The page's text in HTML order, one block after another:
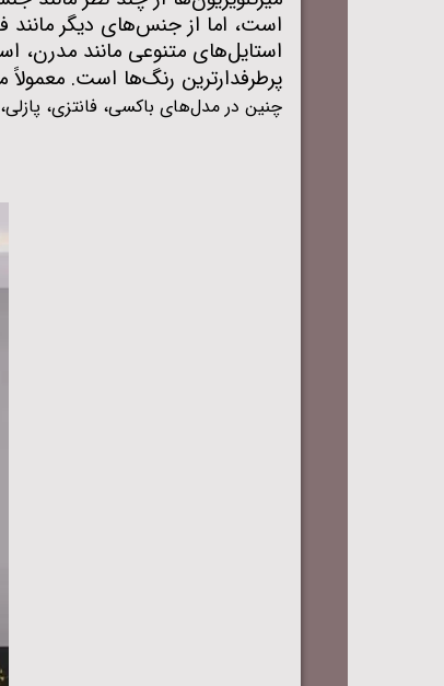
است، اما از جنس‌های دیگر مانند
استایل‌های متنوعی مانند مدرن،
پرطرفدارترین رنگ‌ها است.
چنین در مدل‌های باکسی، فانتزی،